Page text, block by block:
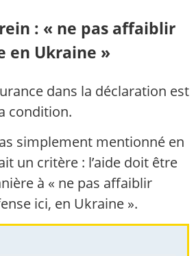
: « ne pas affaiblir
en Ukraine »
dans la déclaration est
condition.
simplement mentionné en
un critère : l’aide doit être
à « ne pas affaiblir
ici, en Ukraine ».